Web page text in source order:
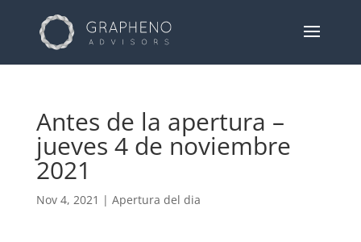
Antes de la apertura –
jueves 4 de noviembre
2021
Nov 4, 2021 | Apertura del dia